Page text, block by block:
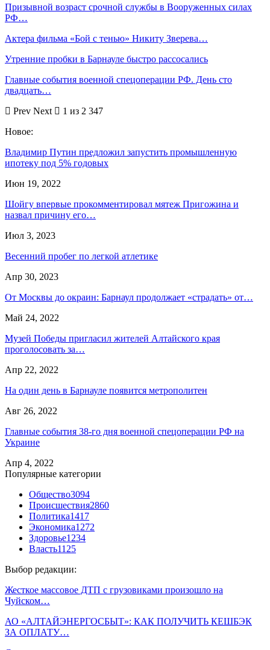
Призывной возраст срочной службы в Вооруженных силах
РФ…
Актера фильма «Бой с тенью» Никиту Зверева…
Утренние пробки в Барнауле быстро рассосались
Главные события военной спецоперации РФ. День сто
двадцать…
Prev Next
1 из 2 347
Новое:
Владимир Путин предложил запустить промышленную
ипотеку под 5% годовых
Июн 19, 2022
Шойгу впервые прокомментировал мятеж Пригожина и
назвал причину его…
Июл 3, 2023
Весенний пробег по легкой атлетике
Апр 30, 2023
От Москвы до окраин: Барнаул продолжает «страдать» от…
Май 24, 2022
Музей Победы пригласил жителей Алтайского края
проголосовать за…
Апр 22, 2022
На один день в Барнауле появится метрополитен
Авг 26, 2022
Главные события 38-го дня военной спецоперации РФ на
Украине
Апр 4, 2022
Популярные категории
Общество3094
Происшествия2860
Политика1417
Экономика1272
Здоровье1234
Власть1125
Выбор редакции:
Жесткое массовое ДТП с грузовиками произошло на
Чуйском…
АО «АЛТАЙЭНЕРГОСБЫТ»: КАК ПОЛУЧИТЬ КЕШБЭК
ЗА ОПЛАТУ…